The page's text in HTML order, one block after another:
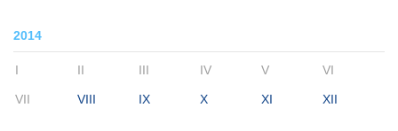
2014
I II III IV V VI
VII VIII IX X XI XII